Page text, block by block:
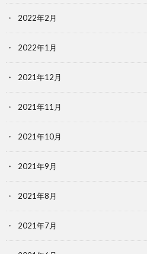
2022年2月
2022年1月
2021年12月
2021年11月
2021年10月
2021年9月
2021年8月
2021年7月